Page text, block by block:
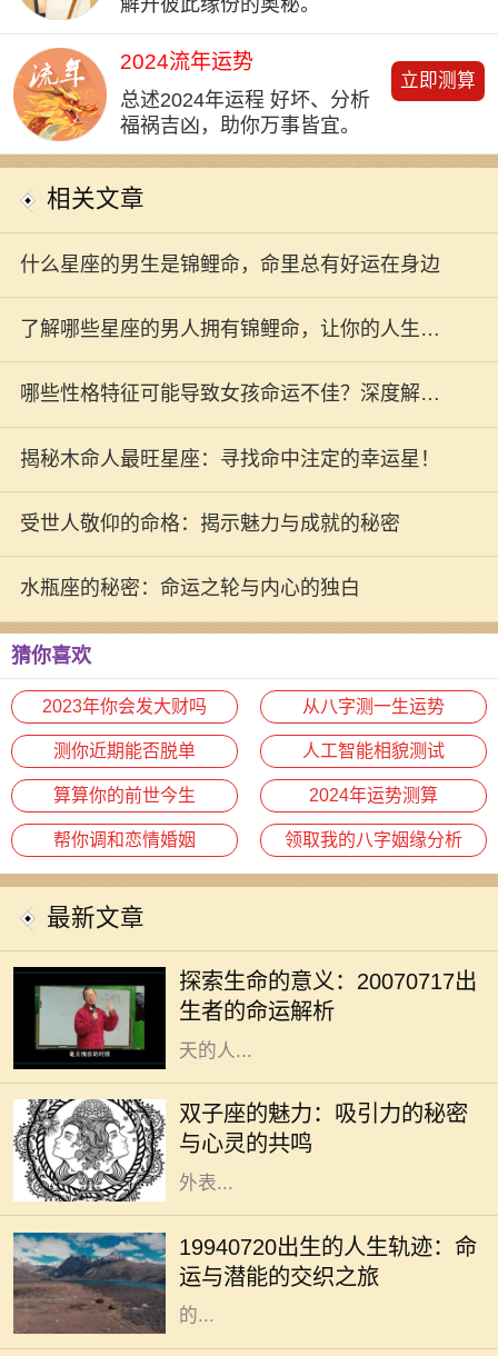
解开彼此缘份的奥秘。
2024流年运势
总述2024年运程 好坏、分析
福祸吉凶，助你万事皆宜。
立即测算
相关文章
什么星座的男生是锦鲤命，命里总有好运在身边
了解哪些星座的男人拥有锦鲤命，让你的人生更
顺利！
哪些性格特征可能导致女孩命运不佳？深度解析
性格与命运之间的关系
揭秘木命人最旺星座：寻找命中注定的幸运星！
受世人敬仰的命格：揭示魅力与成就的秘密
水瓶座的秘密：命运之轮与内心的独白
猜你喜欢
2023年你会发大财吗 从八字测一生运势
测你近期能否脱单 人工智能相貌测试
算算你的前世今生 2024年运势测算
帮你调和恋情婚姻 领取我的八字姻缘分析
最新文章
探索生命的意义：20070717出
生者的命运解析
生都注定有其独特的意义与使命。
20070717这个特殊的日期，隐含着
丰富的数字哲学，昭示着出生在这一
天的人...
双子座的魅力：吸引力的秘密
与心灵的共鸣
双子座是个富有魅力的星座，生于5
月21日至6月20日之间的双子们，凭
借其机智与灵活的个性，成为社交场
合的明星。他们的吸引力不单来源于
外表...
19940720出生的人生轨迹：命
运与潜能的交织之旅
在众多的出生日期中，1994年7月20
日这一日具有其独特的意义。对于这
一日出生的人来说，他们的命运似乎
注定要与众不同。每个人都希望自己
的...
在浩瀚的命理学中，五行八字被视为